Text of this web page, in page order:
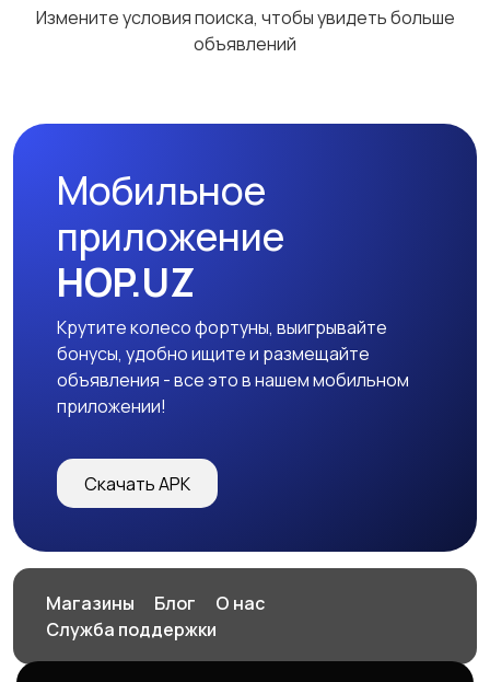
Измените условия поиска, чтобы увидеть больше
объявлений
Мобильное
приложение
HOP.UZ
Крутите колесо фортуны, выигрывайте
бонусы, удобно ищите и размещайте
объявления - все это в нашем мобильном
приложении!
Скачать APK
Магазины Блог
О нас
Служба поддержки